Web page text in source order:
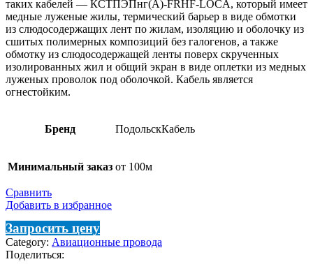
таких кабелей — КСТПЭПнг(А)-FRHF-LOCA, который имеет
медные луженые жилы, термический барьер в виде обмотки
из слюдосодержащих лент по жилам, изоляцию и оболочку из
сшитых полимерных композиций без галогенов, а также
обмотку из слюдосодержащей ленты поверх скрученных
изолированных жил и общий экран в виде оплетки из медных
луженых проволок под оболочкой. Кабель является
огнестойким.
Бренд ПодольскКабель
Минимальный заказ от 100м
Сравнить
Добавить в избранное
Запросить цену
Category: Авиационные провода
Поделиться: